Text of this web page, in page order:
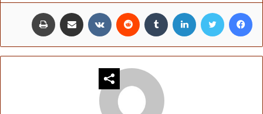
فيسبوك تويتر لينكدإن مشاركة عبر البريد